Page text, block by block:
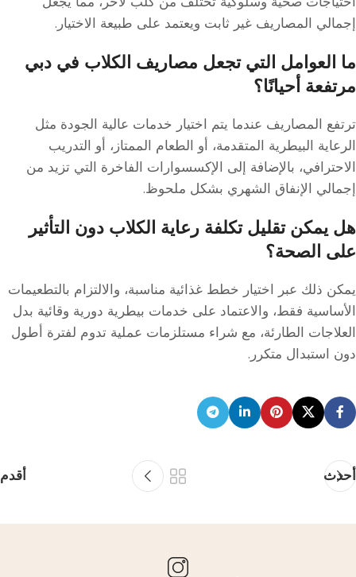
إجمالي المصاريف غير ثابت ويعتمد على طبيعة الاختيار.
ما العوامل التي تجعل مصاريف الكلاب في دبي
مرتفعة أحيانًا؟
ترتفع المصاريف عندما يتم اختيار خدمات عالية الجودة مثل
الرعاية البيطرية المتقدمة، أو الطعام الممتاز، أو التدريب
الاحترافي، بالإضافة إلى الإكسسوارات الفاخرة التي تزيد من
إجمالي الإنفاق الشهري بشكل ملحوظ.
هل يمكن تقليل تكلفة رعاية الكلاب دون التأثير
على الصحة؟
يمكن ذلك عبر اختيار خطط غذائية مناسبة، والالتزام بالتطعيمات
الأساسية فقط، والاعتماد على خدمات بيطرية دورية وقائية بدل
العلاجات الطارئة، مع شراء مستلزمات عملية تدوم لفترة أطول
دون استبدال متكرر.
أحدث أقدم